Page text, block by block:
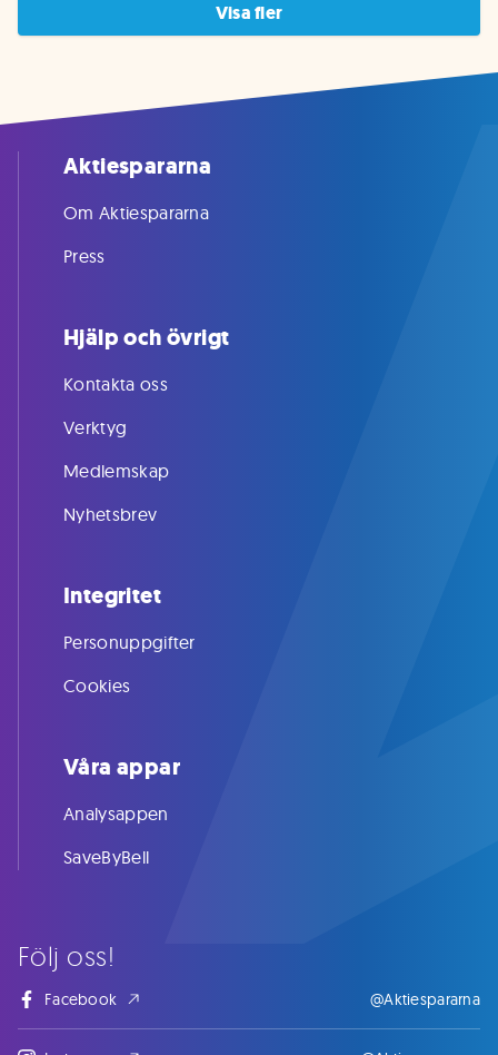
Visa fler
Följ oss!
Facebook @Aktiespararna
Aktiespararna
Om Aktiespararna
Press
Hjälp och övrigt
Kontakta oss
Verktyg
Medlemskap
Nyhetsbrev
Integritet
Personuppgifter
Cookies
Våra appar
Analysappen
SaveByBell